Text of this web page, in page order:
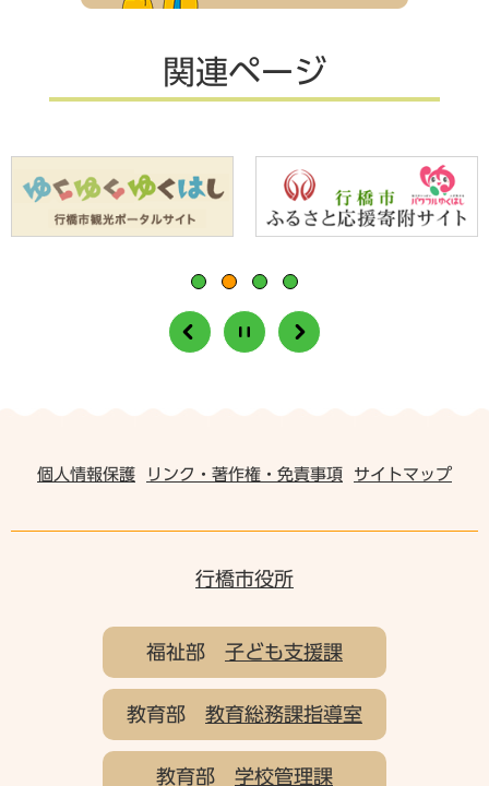
関連ページ
個人情報保護 リンク・著作権・免責事項 サイトマップ
行橋市役所
福祉部 子ども支援課
教育部 教育総務課指導室
教育部 学校管理課